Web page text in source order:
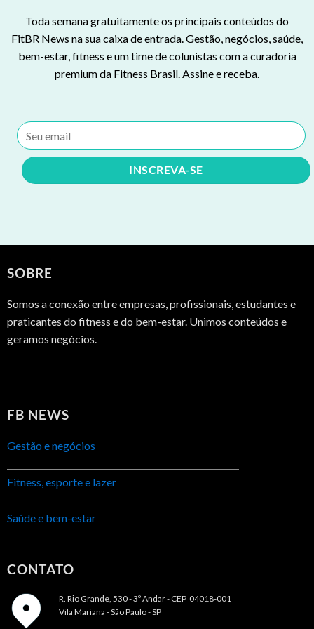
Toda semana gratuitamente os principais conteúdos do
FitBR News na sua caixa de entrada. Gestão, negócios, saúde,
bem-estar, fitness e um time de colunistas com a curadoria
premium da Fitness Brasil. Assine e receba.
SOBRE
Somos a conexão entre empresas, profissionais, estudantes e
praticantes do fitness e do bem-estar. Unimos conteúdos e
geramos negócios.
FB NEWS
Gestão e negócios
Fitness, esporte e lazer
Saúde e bem-estar
CONTATO
R. Rio Grande, 530 - 3º Andar - CEP 04018-001
Vila Mariana - São Paulo - SP